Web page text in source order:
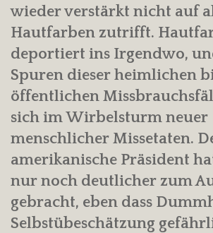
wieder verstärkt nicht auf
Hautfarben zutrifft.
deportiert ins Irgendwo,
Spuren dieser heimlichen
öffentlichen
sich im Wirbelsturm neuer
menschlicher Missetaten.
amerikanische Präsident
nur noch deutlicher zum
gebracht, eben dass
Selbstübeschätzung